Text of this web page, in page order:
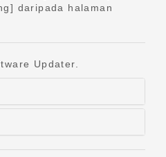
daripada halaman
Updater.